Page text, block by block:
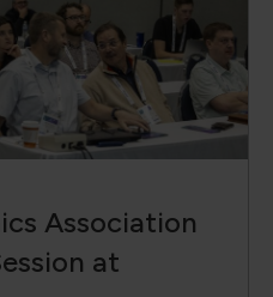
Association
at